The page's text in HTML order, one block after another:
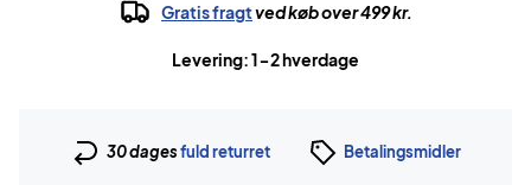
Gratis fragtved køb over 499 kr.
Levering: 1-2 hverdage
30 dagesfuld returret Betalingsmidler